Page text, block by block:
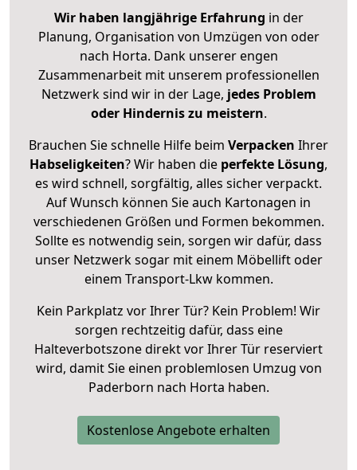
Wir haben langjährige Erfahrung in der
Planung, Organisation von Umzügen von oder
nach Horta. Dank unserer engen
Zusammenarbeit mit unserem professionellen
Netzwerk sind wir in der Lage, jedes Problem
oder Hindernis zu meistern.
Brauchen Sie schnelle Hilfe beim Verpacken Ihrer
Habseligkeiten? Wir haben die perfekte Lösung,
es wird schnell, sorgfältig, alles sicher verpackt.
Auf Wunsch können Sie auch Kartonagen in
verschiedenen Größen und Formen bekommen.
Sollte es notwendig sein, sorgen wir dafür, dass
unser Netzwerk sogar mit einem Möbellift oder
einem Transport-Lkw kommen.
Kein Parkplatz vor Ihrer Tür? Kein Problem! Wir
sorgen rechtzeitig dafür, dass eine
Halteverbotszone direkt vor Ihrer Tür reserviert
wird, damit Sie einen problemlosen Umzug von
Paderborn nach Horta haben.
Kostenlose Angebote erhalten